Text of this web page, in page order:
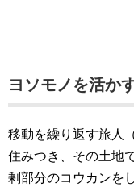
ヨソモノを活か
移動を繰り返す旅人
住みつき、その土地
剰部分のコウカンを